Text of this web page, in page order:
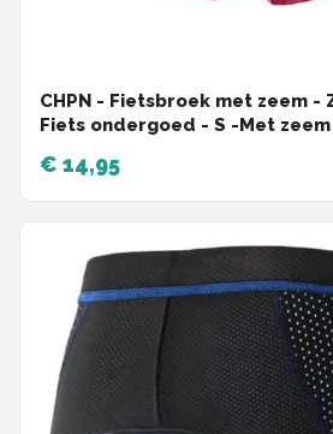
CHPN - Fietsbroek met zeem -
Fiets ondergoed - S -Met
Onderbroek voor fietsen -
fietsen - Roze
€ 14,95